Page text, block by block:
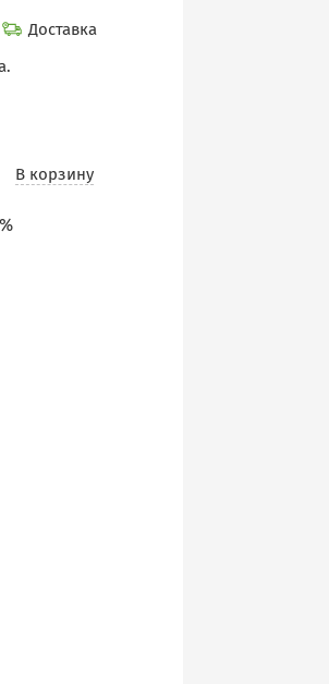
Доставка
В корзину